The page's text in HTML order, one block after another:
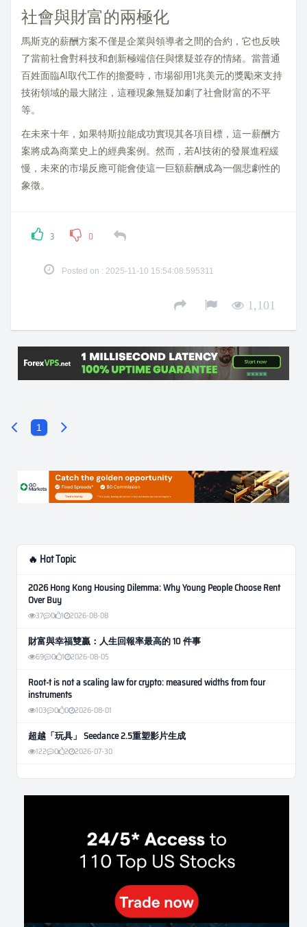
社會與財富的兩極化
馬斯克的薪酬方案不僅是企業與領導者之間的合約，它也反映
了當前社會對科技和創新極端信任與懷疑並存的情緒。當普通
百姓面臨AI取代工作的擔憂時，市場卻用1兆美元的獎勵來支持
技術領域的最大賭注，這種現象無疑加劇了社會財富的不平
等。
在未來十年，如果特斯拉能成功實現其各項目標，這一薪酬方
案將成為商業史上的經典案例。然而，若AI技術的發展進程緩
慢，未來的市場反應可能會使這一巨額薪酬成為一個悲劇性的
象徵。
3 0
Posted on : 2025-11-10 15:54:08.595311
1,101
1
🔥 Hot Topic
2026 Hong Kong Housing Dilemma: Why Young People Choose Rent
Over Buy
37 0 1 2026-08-08
財富與幸福雙贏：人生回報率最高的 10 件事
69 0 1 2026-08-05
Root-t is not a scaling law for crypto: measured widths from four
instruments
103 0 0 2026-08-01
超越「玩具」 Seedance 2.5重塑影片生成
122 0 2 2026-07-30
Weekly Momentum Rebalance Strategy for Gold and Silver Trading
172 0 3 2026-07-25
2026-07-24
인생에 반전 기회는 몇 번이나 올까? 한국 소년 주식신 몰락으로
본 레버리지와 인성의 게임